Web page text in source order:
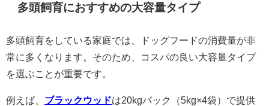
多頭飼育におすすめの大容量タイプ
多頭飼育をしている家庭では、ドッグフードの消費量が非
常に多くなります。そのため、コスパの良い大容量タイプ
を選ぶことが重要です。
例えば、 ブラックウッドは20kgパック（5kg×4袋）で提供